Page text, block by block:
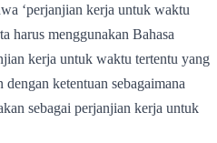
‘perjanjian kerja untuk waktu
harus menggunakan Bahasa
kerja untuk waktu tertentu yang
ketentuan sebagaimana
sebagai perjanjian kerja untuk